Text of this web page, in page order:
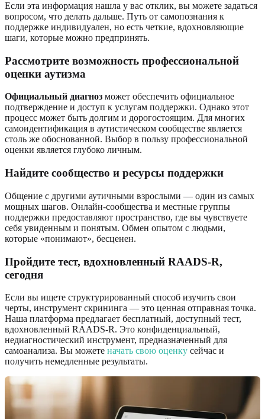
Если эта информация нашла у вас отклик, вы можете задаться
вопросом, что делать дальше. Путь от самопознания к
поддержке индивидуален, но есть четкие, вдохновляющие
шаги, которые можно предпринять.
Рассмотрите возможность профессиональной
оценки аутизма
Официальный диагноз может обеспечить официальное
подтверждение и доступ к услугам поддержки. Однако этот
процесс может быть долгим и дорогостоящим. Для многих
самоидентификация в аутистическом сообществе является
столь же обоснованной. Выбор в пользу профессиональной
оценки является глубоко личным.
Найдите сообщество и ресурсы поддержки
Общение с другими аутичными взрослыми — один из самых
мощных шагов. Онлайн-сообщества и местные группы
поддержки предоставляют пространство, где вы чувствуете
себя увиденным и понятым. Обмен опытом с людьми,
которые «понимают», бесценен.
Пройдите тест, вдохновленный RAADS-R,
сегодня
Если вы ищете структурированный способ изучить свои
черты, инструмент скрининга — это ценная отправная точка.
Наша платформа предлагает бесплатный, доступный тест,
вдохновленный RAADS-R. Это конфиденциальный,
недиагностический инструмент, предназначенный для
самоанализа. Вы можете начать свою оценку сейчас и
получить немедленные результаты.